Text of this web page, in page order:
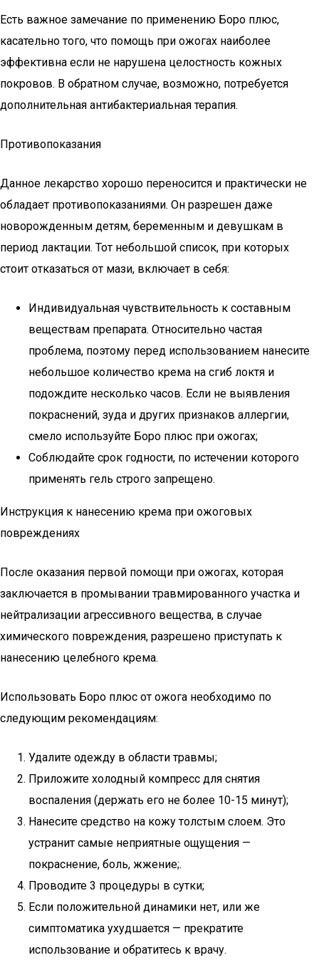
Есть важное замечание по применению Боро плюс,
касательно того, что помощь при ожогах наиболее
эффективна если не нарушена целостность кожных
покровов. В обратном случае, возможно, потребуется
дополнительная антибактериальная терапия.
Противопоказания
Данное лекарство хорошо переносится и практически не
обладает противопоказаниями. Он разрешен даже
новорожденным детям, беременным и девушкам в
период лактации. Тот небольшой список, при которых
стоит отказаться от мази, включает в себя:
Индивидуальная чувствительность к составным
веществам препарата. Относительно частая
проблема, поэтому перед использованием нанесите
небольшое количество крема на сгиб локтя и
подождите несколько часов. Если не выявления
покраснений, зуда и других признаков аллергии,
смело используйте Боро плюс при ожогах;
Соблюдайте срок годности, по истечении которого
применять гель строго запрещено.
Инструкция к нанесению крема при ожоговых
повреждениях
После оказания первой помощи при ожогах, которая
заключается в промывании травмированного участка и
нейтрализации агрессивного вещества, в случае
химического повреждения, разрешено приступать к
нанесению целебного крема.
Использовать Боро плюс от ожога необходимо по
следующим рекомендациям:
Удалите одежду в области травмы;
Приложите холодный компресс для снятия
воспаления (держать его не более 10-15 минут);
Нанесите средство на кожу толстым слоем. Это
устранит самые неприятные ощущения —
покраснение, боль, жжение;.
Проводите 3 процедуры в сутки;
Если положительной динамики нет, или же
симптоматика ухудшается — прекратите
использование и обратитесь к врачу.